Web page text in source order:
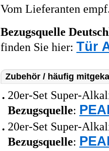
Vom Lieferanten
Bezugsquelle
finden Sie hier: Tür
Zubehör / häufig
20er-Set Super-
Bezugsquelle:
20er-Set Super-
Bezugsquelle: